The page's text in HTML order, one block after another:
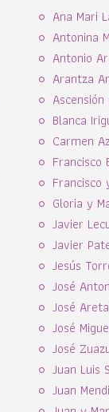
Ana Mari
Antonina
Antonio
Arantza
Blanca
Carmen
Francisco
Francisco
Gloria y
Javier
Javier
Jesús
José
José
José
José
Juan Luis
Juan